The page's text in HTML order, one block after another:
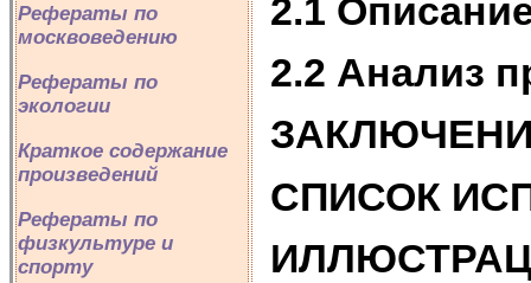
Рефераты по
москвоведению
Рефераты по
экологии
Краткое содержание
произведений
Рефераты по
физкультуре и
спорту
2.1
2.2 Анализ
СПИСОК